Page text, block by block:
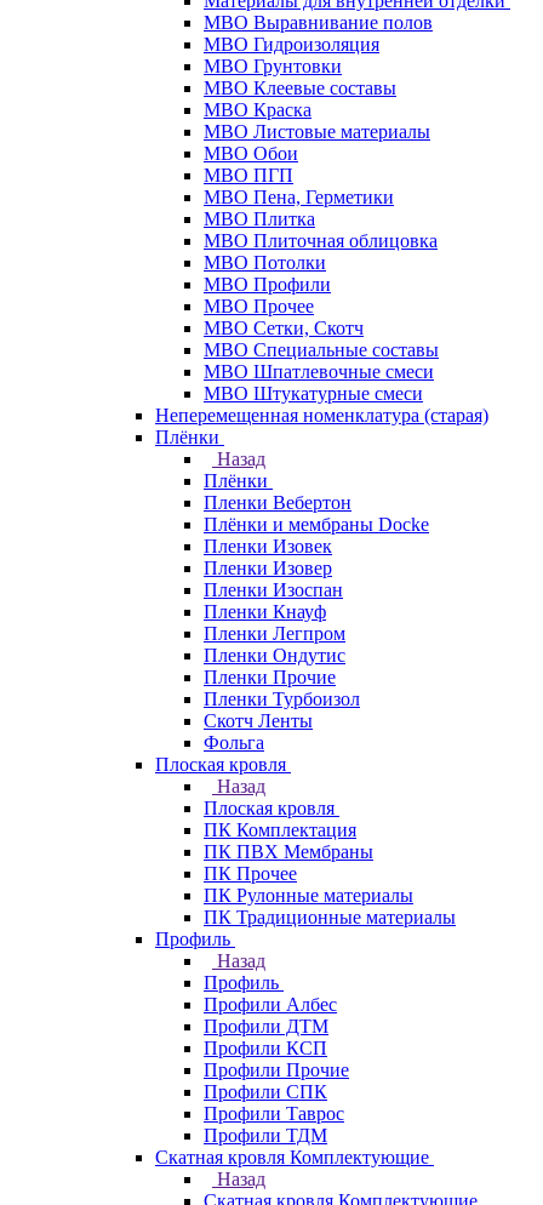
МВО Выравнивание полов
МВО Гидроизоляция
МВО Грунтовки
МВО Клеевые составы
МВО Краска
МВО Листовые материалы
МВО Обои
МВО ПГП
МВО Пена, Герметики
МВО Плитка
МВО Плиточная облицовка
МВО Потолки
МВО Профили
МВО Прочее
МВО Сетки, Скотч
МВО Специальные составы
МВО Шпатлевочные смеси
МВО Штукатурные смеси
Неперемещенная номенклатура (старая)
Плёнки
Назад
Плёнки
Пленки Вебертон
Плёнки и мембраны Docke
Пленки Изовек
Пленки Изовер
Пленки Изоспан
Пленки Кнауф
Пленки Легпром
Пленки Ондутис
Пленки Прочие
Пленки Турбоизол
Скотч Ленты
Фольга
Плоская кровля
Назад
Плоская кровля
ПК Комплектация
ПК ПВХ Мембраны
ПК Прочее
ПК Рулонные материалы
ПК Традиционные материалы
Профиль
Назад
Профиль
Профили Албес
Профили ДТМ
Профили КСП
Профили Прочие
Профили СПК
Профили Таврос
Профили ТДМ
Скатная кровля Комплектующие
Назад
Скатная кровля Комплектующие